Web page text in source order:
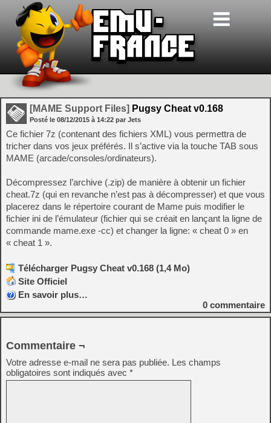
[MAME Support Files] Pugsy Cheat v0.168
Posté le 08/12/2015 à 14:22 par Jets
Ce fichier 7z (contenant des fichiers XML) vous permettra de
tricher dans vos jeux préférés. Il s’active via la touche TAB sous
MAME (arcade/consoles/ordinateurs).
Décompressez l’archive (.zip) de manière à obtenir un fichier
cheat.7z (qui en revanche n’est pas à décompresser) et que vous
placerez dans le répertoire courant de Mame puis modifier le
fichier ini de l’émulateur (fichier qui se créait en lançant la ligne de
commande mame.exe -cc) et changer la ligne: « cheat 0 » en
« cheat 1 ».
Télécharger Pugsy Cheat v0.168 (1,4 Mo)
Site Officiel
En savoir plus…
0 commentaire
Commentaire ¬
Votre adresse e-mail ne sera pas publiée. Les champs
obligatoires sont indiqués avec *